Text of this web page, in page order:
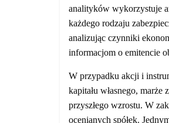
analityków wykorzystuje
każdego rodzaju
analizując czynniki
informacjom o emitencie
W przypadku akcji i
kapitału własnego,
przyszłego wzrostu. W
ocenianych spółek.